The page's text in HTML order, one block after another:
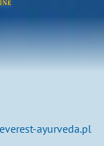
ayurveda.pl